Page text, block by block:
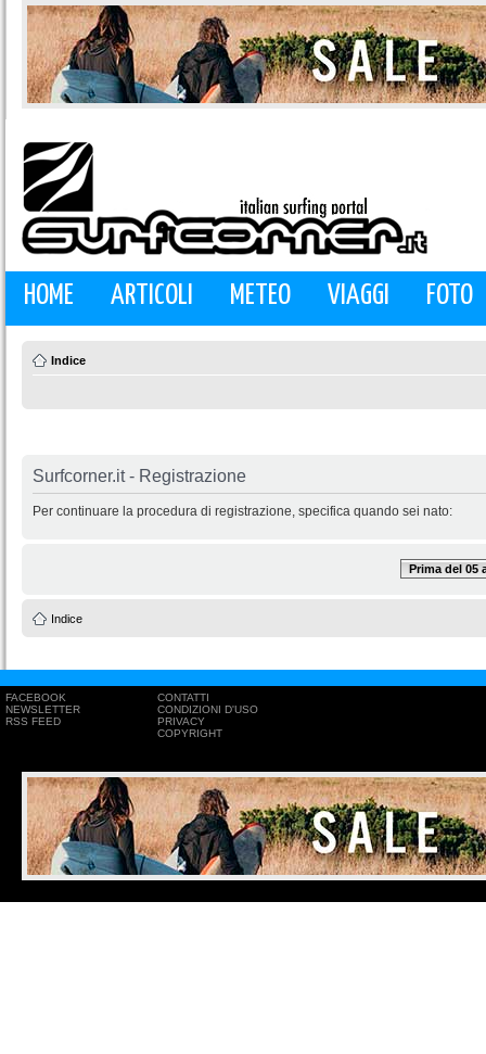
HOME ARTICOLI METEO VIAGGI FOTO
Indice
Surfcorner.it - Registrazione
Per continuare la procedura di registrazione, specifica quando sei nato:
Prima del 05
Indice
FACEBOOK
NEWSLETTER
RSS FEED
CONTATTI
CONDIZIONI D'USO
PRIVACY
COPYRIGHT